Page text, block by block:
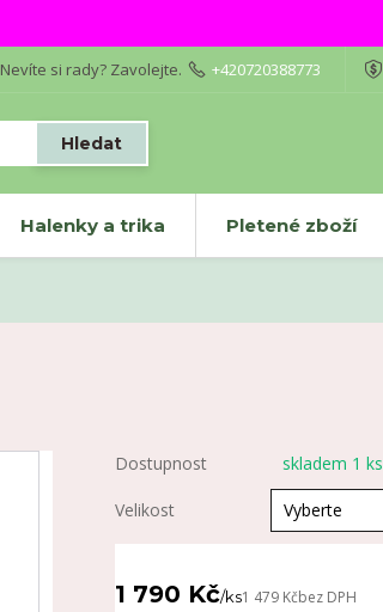
Hledat
Nevíte si rady? Zavolejte. +420720388773
Halenky a trika Pletené zboží
Dostupnost skladem 1 ks
Velikost
1 790 Kč/ks1 479 Kčbez DPH